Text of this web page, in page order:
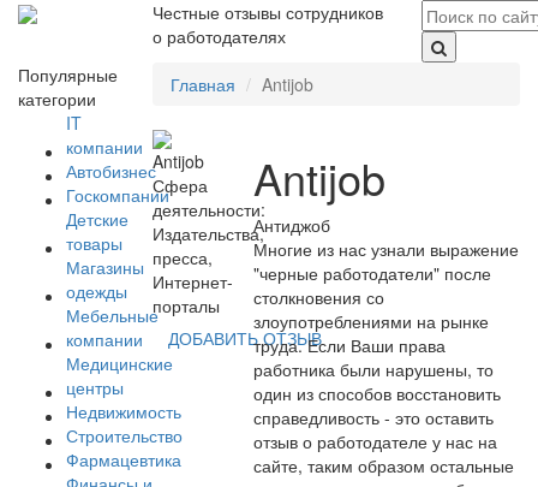
Честные отзывы сотрудников
о работодателях
Популярные
категории
IT
компании
Автобизнес
Госкомпании
Детские
товары
Магазины
одежды
Мебельные
компании
Медицинские
центры
Недвижимость
Строительство
Фармацевтика
Главная Antijob
Сфера
деятельности:
Издательства,
пресса,
Интернет-
порталы
ДОБАВИТЬ ОТЗЫВ
Antijob
Антиджоб
Многие из нас узнали выражение
"черные работодатели" после
столкновения со
злоупотреблениями на рынке
труда. Если Ваши права
работника были нарушены, то
один из способов восстановить
справедливость - это оставить
отзыв о работодателе у нас на
сайте, таким образом остальные